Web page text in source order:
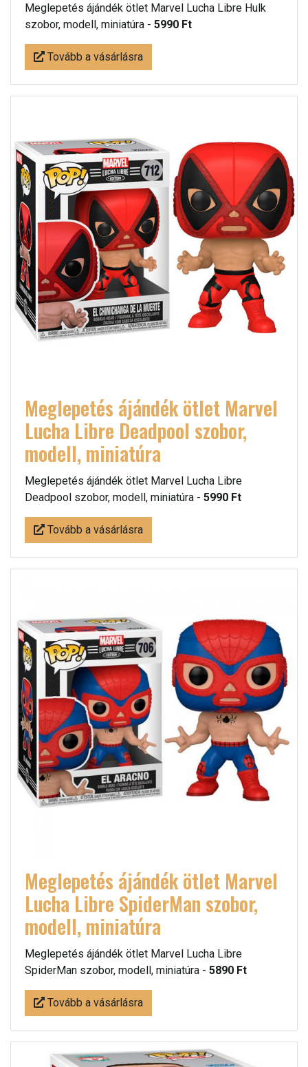
Meglepetés ájándék ötlet Marvel Lucha Libre Hulk
szobor, modell, miniatúra - 5990 Ft
Tovább a vásárlásra
Meglepetés ájándék ötlet Marvel
Lucha Libre Deadpool szobor,
modell, miniatúra
Meglepetés ájándék ötlet Marvel Lucha Libre
Deadpool szobor, modell, miniatúra - 5990 Ft
Tovább a vásárlásra
Meglepetés ájándék ötlet Marvel
Lucha Libre SpiderMan szobor,
modell, miniatúra
Meglepetés ájándék ötlet Marvel Lucha Libre
SpiderMan szobor, modell, miniatúra - 5890 Ft
Tovább a vásárlásra